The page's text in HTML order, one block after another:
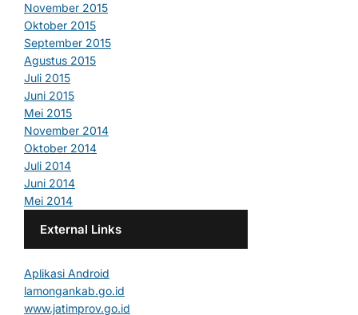
November 2015
Oktober 2015
September 2015
Agustus 2015
Juli 2015
Juni 2015
Mei 2015
November 2014
Oktober 2014
Juli 2014
Juni 2014
Mei 2014
External Links
Aplikasi Android
lamongankab.go.id
www.jatimprov.go.id